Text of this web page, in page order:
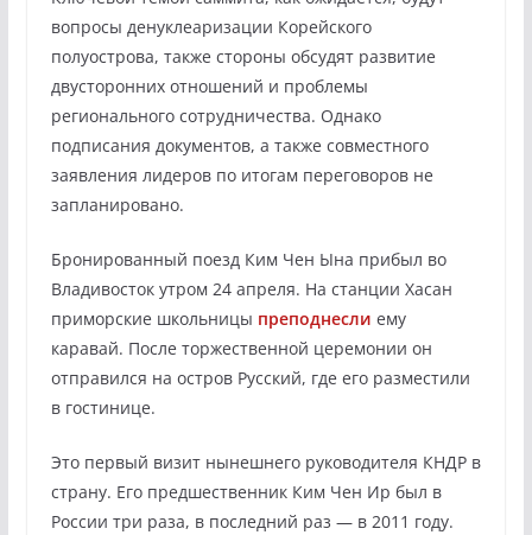
вопросы денуклеаризации Корейского
полуострова, также стороны обсудят развитие
двусторонних отношений и проблемы
регионального сотрудничества. Однако
подписания документов, а также совместного
заявления лидеров по итогам переговоров не
запланировано.
Бронированный поезд Ким Чен Ына прибыл во
Владивосток утром 24 апреля. На станции Хасан
приморские школьницы преподнесли ему
каравай. После торжественной церемонии он
отправился на остров Русский, где его разместили
в гостинице.
Это первый визит нынешнего руководителя КНДР в
страну. Его предшественник Ким Чен Ир был в
России три раза, в последний раз — в 2011 году.